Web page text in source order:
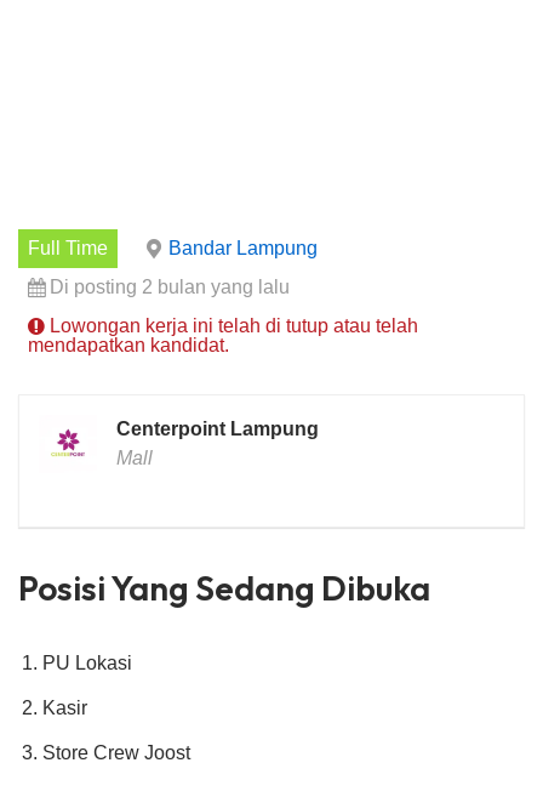
Full Time
Bandar Lampung
Di posting 2 bulan yang lalu
Lowongan kerja ini telah di tutup atau telah
mendapatkan kandidat.
Centerpoint Lampung
Mall
Posisi Yang Sedang Dibuka
PU Lokasi
Kasir
Store Crew Joost